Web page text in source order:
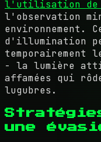
l'utilisation de
l'observation
environnement.
d'illumination
temporairement
- la lumière
affamées qui
lugubres.
une